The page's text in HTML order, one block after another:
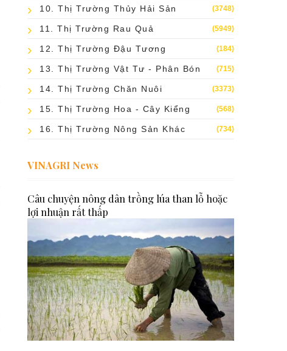
10. Thị Trường Thủy Hải Sản (3748)
11. Thị Trường Rau Quả (5949)
12. Thị Trường Đậu Tương (184)
13. Thị Trường Vật Tư - Phân Bón (715)
14. Thị Trường Chăn Nuôi (3373)
15. Thị Trường Hoa - Cây Kiểng (568)
16. Thị Trường Nông Sản Khác (734)
VINAGRI News
Câu chuyện nông dân trồng lúa than lỗ hoặc
lợi nhuận rất thấp